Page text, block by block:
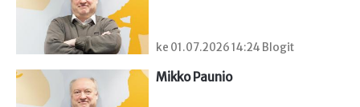
ke 01.07.2026 14:24 Blogit
Mikko Paunio